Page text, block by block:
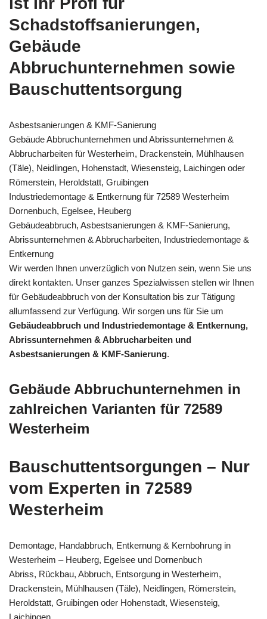
Schadstoffsanierungen,
Gebäude
Abbruchunternehmen sowie
Bauschuttentsorgung
Asbestsanierungen & KMF-Sanierung
Gebäude Abbruchunternehmen und Abrissunternehmen &
Abbrucharbeiten für Westerheim, Drackenstein, Mühlhausen
(Täle), Neidlingen, Hohenstadt, Wiesensteig, Laichingen oder
Römerstein, Heroldstatt, Gruibingen
Industriedemontage & Entkernung für 72589 Westerheim
Dornenbuch, Egelsee, Heuberg
Gebäudeabbruch, Asbestsanierungen & KMF-Sanierung,
Abrissunternehmen & Abbrucharbeiten, Industriedemontage &
Entkernung
Wir werden Ihnen unverzüglich von Nutzen sein, wenn Sie uns
direkt kontakten. Unser ganzes Spezialwissen stellen wir Ihnen
für Gebäudeabbruch von der Konsultation bis zur Tätigung
allumfassend zur Verfügung. Wir sorgen uns für Sie um
Gebäudeabbruch und Industriedemontage & Entkernung,
Abrissunternehmen & Abbrucharbeiten und
Asbestsanierungen & KMF-Sanierung.
Gebäude Abbruchunternehmen in
zahlreichen Varianten für 72589
Westerheim
Bauschuttentsorgungen – Nur
vom Experten in 72589
Westerheim
Demontage, Handabbruch, Entkernung & Kernbohrung in
Westerheim – Heuberg, Egelsee und Dornenbuch
Abriss, Rückbau, Abbruch, Entsorgung in Westerheim,
Drackenstein, Mühlhausen (Täle), Neidlingen, Römerstein,
Heroldstatt, Gruibingen oder Hohenstadt, Wiesensteig,
Laichingen